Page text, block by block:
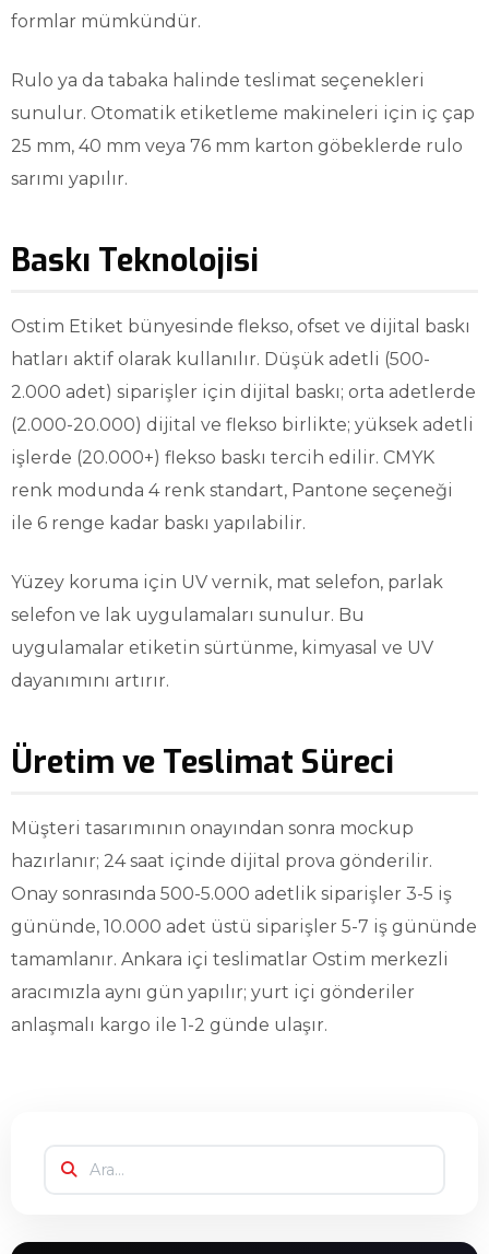
formlar mümkündür.
Rulo ya da tabaka halinde teslimat seçenekleri
sunulur. Otomatik etiketleme makineleri için iç çap
25 mm, 40 mm veya 76 mm karton göbeklerde rulo
sarımı yapılır.
Baskı Teknolojisi
Ostim Etiket bünyesinde flekso, ofset ve dijital baskı
hatları aktif olarak kullanılır. Düşük adetli (500-
2.000 adet) siparişler için dijital baskı; orta adetlerde
(2.000-20.000) dijital ve flekso birlikte; yüksek adetli
işlerde (20.000+) flekso baskı tercih edilir. CMYK
renk modunda 4 renk standart, Pantone seçeneği
ile 6 renge kadar baskı yapılabilir.
Yüzey koruma için UV vernik, mat selefon, parlak
selefon ve lak uygulamaları sunulur. Bu
uygulamalar etiketin sürtünme, kimyasal ve UV
dayanımını artırır.
Üretim ve Teslimat Süreci
Müşteri tasarımının onayından sonra mockup
hazırlanır; 24 saat içinde dijital prova gönderilir.
Onay sonrasında 500-5.000 adetlik siparişler 3-5 iş
gününde, 10.000 adet üstü siparişler 5-7 iş gününde
tamamlanır. Ankara içi teslimatlar Ostim merkezli
aracımızla aynı gün yapılır; yurt içi gönderiler
anlaşmalı kargo ile 1-2 günde ulaşır.